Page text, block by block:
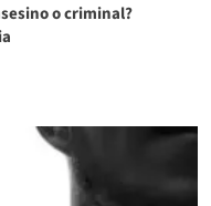
o criminal?